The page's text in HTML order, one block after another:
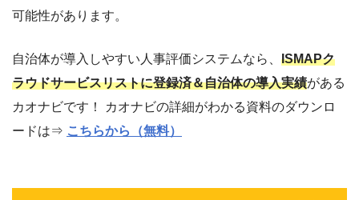
可能性があります。
自治体が導入しやすい人事評価システムなら、 ISMAPク
ラウドサービスリストに登録済＆自治体の導入実績がある
カオナビです！ カオナビの詳細がわかる資料のダウンロ
ードは⇒ こちらから（無料）